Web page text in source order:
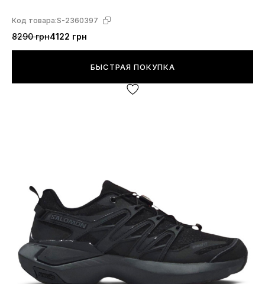
Код товара:S-2360397
8290 грн4122 грн
БЫСТРАЯ ПОКУПКА